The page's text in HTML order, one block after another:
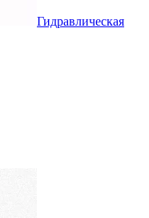
Гидравлическая